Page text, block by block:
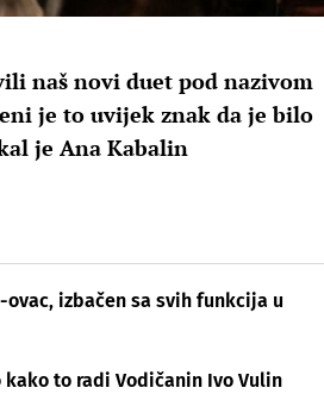
naš novi duet pod nazivom
je to uvijek znak da je bilo
je Ana Kabalin
ovac, izbačen sa svih funkcija u
to radi Vodičanin Ivo Vulin